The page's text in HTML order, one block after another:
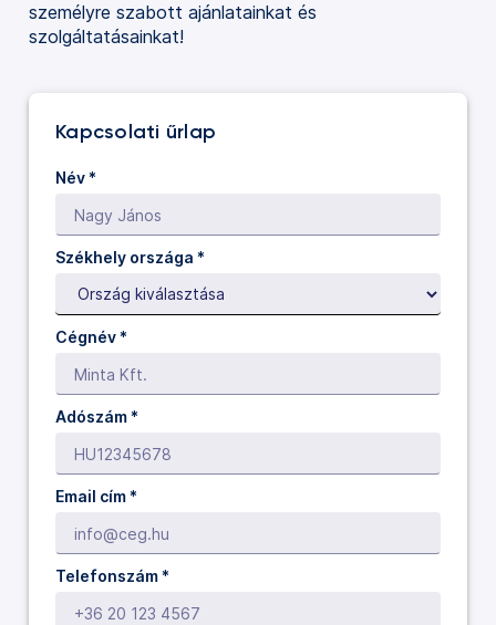
személyre szabott ajánlatainkat és
szolgáltatásainkat!
Kapcsolati űrlap
Név*
Székhely országa *
Cégnév*
Adószám *
Email cím*
Telefonszám*